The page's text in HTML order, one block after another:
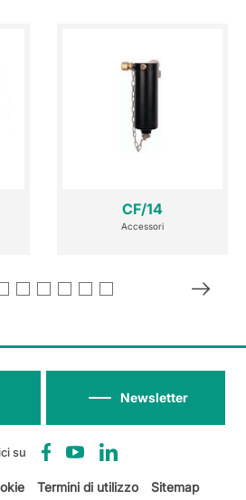
CF/14
Accessori
su
Newsletter
Termini di utilizzo Sitemap